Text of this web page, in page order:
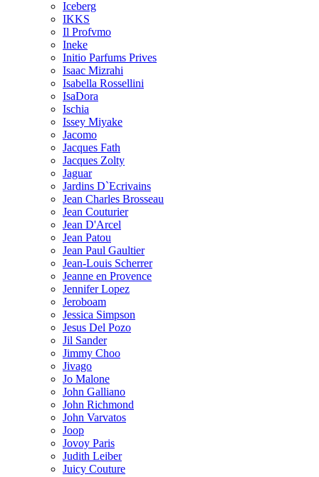
Iceberg
IKKS
Il Profvmo
Ineke
Initio Parfums Prives
Isaac Mizrahi
Isabella Rossellini
IsaDora
Ischia
Issey Miyake
Jacomo
Jacques Fath
Jacques Zolty
Jaguar
Jardins D`Ecrivains
Jean Charles Brosseau
Jean Couturier
Jean D'Arcel
Jean Patou
Jean Paul Gaultier
Jean-Louis Scherrer
Jeanne en Provence
Jennifer Lopez
Jeroboam
Jessica Simpson
Jesus Del Pozo
Jil Sander
Jimmy Choo
Jivago
Jo Malone
John Galliano
John Richmond
John Varvatos
Joop
Jovoy Paris
Judith Leiber
Juicy Couture